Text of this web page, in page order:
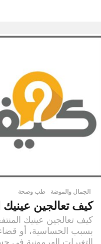
الجمال والموضة ,
طب وصحة
كيف تعالجين
كيف تعالجين عينيك
بسبب الحساسية، أو